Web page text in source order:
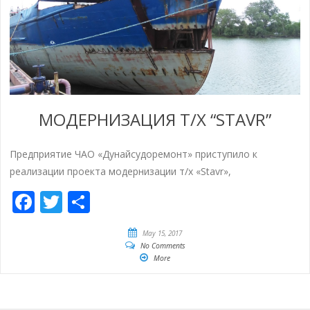
МОДЕРНИЗАЦИЯ Т/Х “STAVR”
Предприятие ЧАО «Дунайсудоремонт» приступило к
реализации проекта модернизации т/х «Stavr»,
Facebook
Twitter
May 15, 2017
No Comments
More